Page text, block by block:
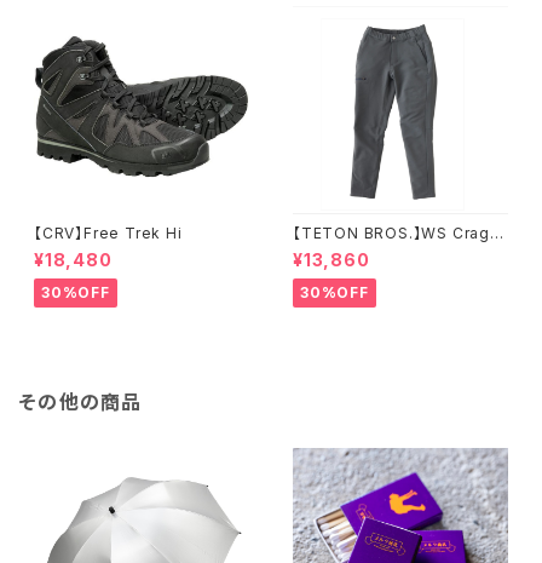
【CRV】Free Trek Hi
¥18,480
30%OFF
【TETON BROS.】WS Crag P
ant
¥13,860
30%OFF
その他の商品